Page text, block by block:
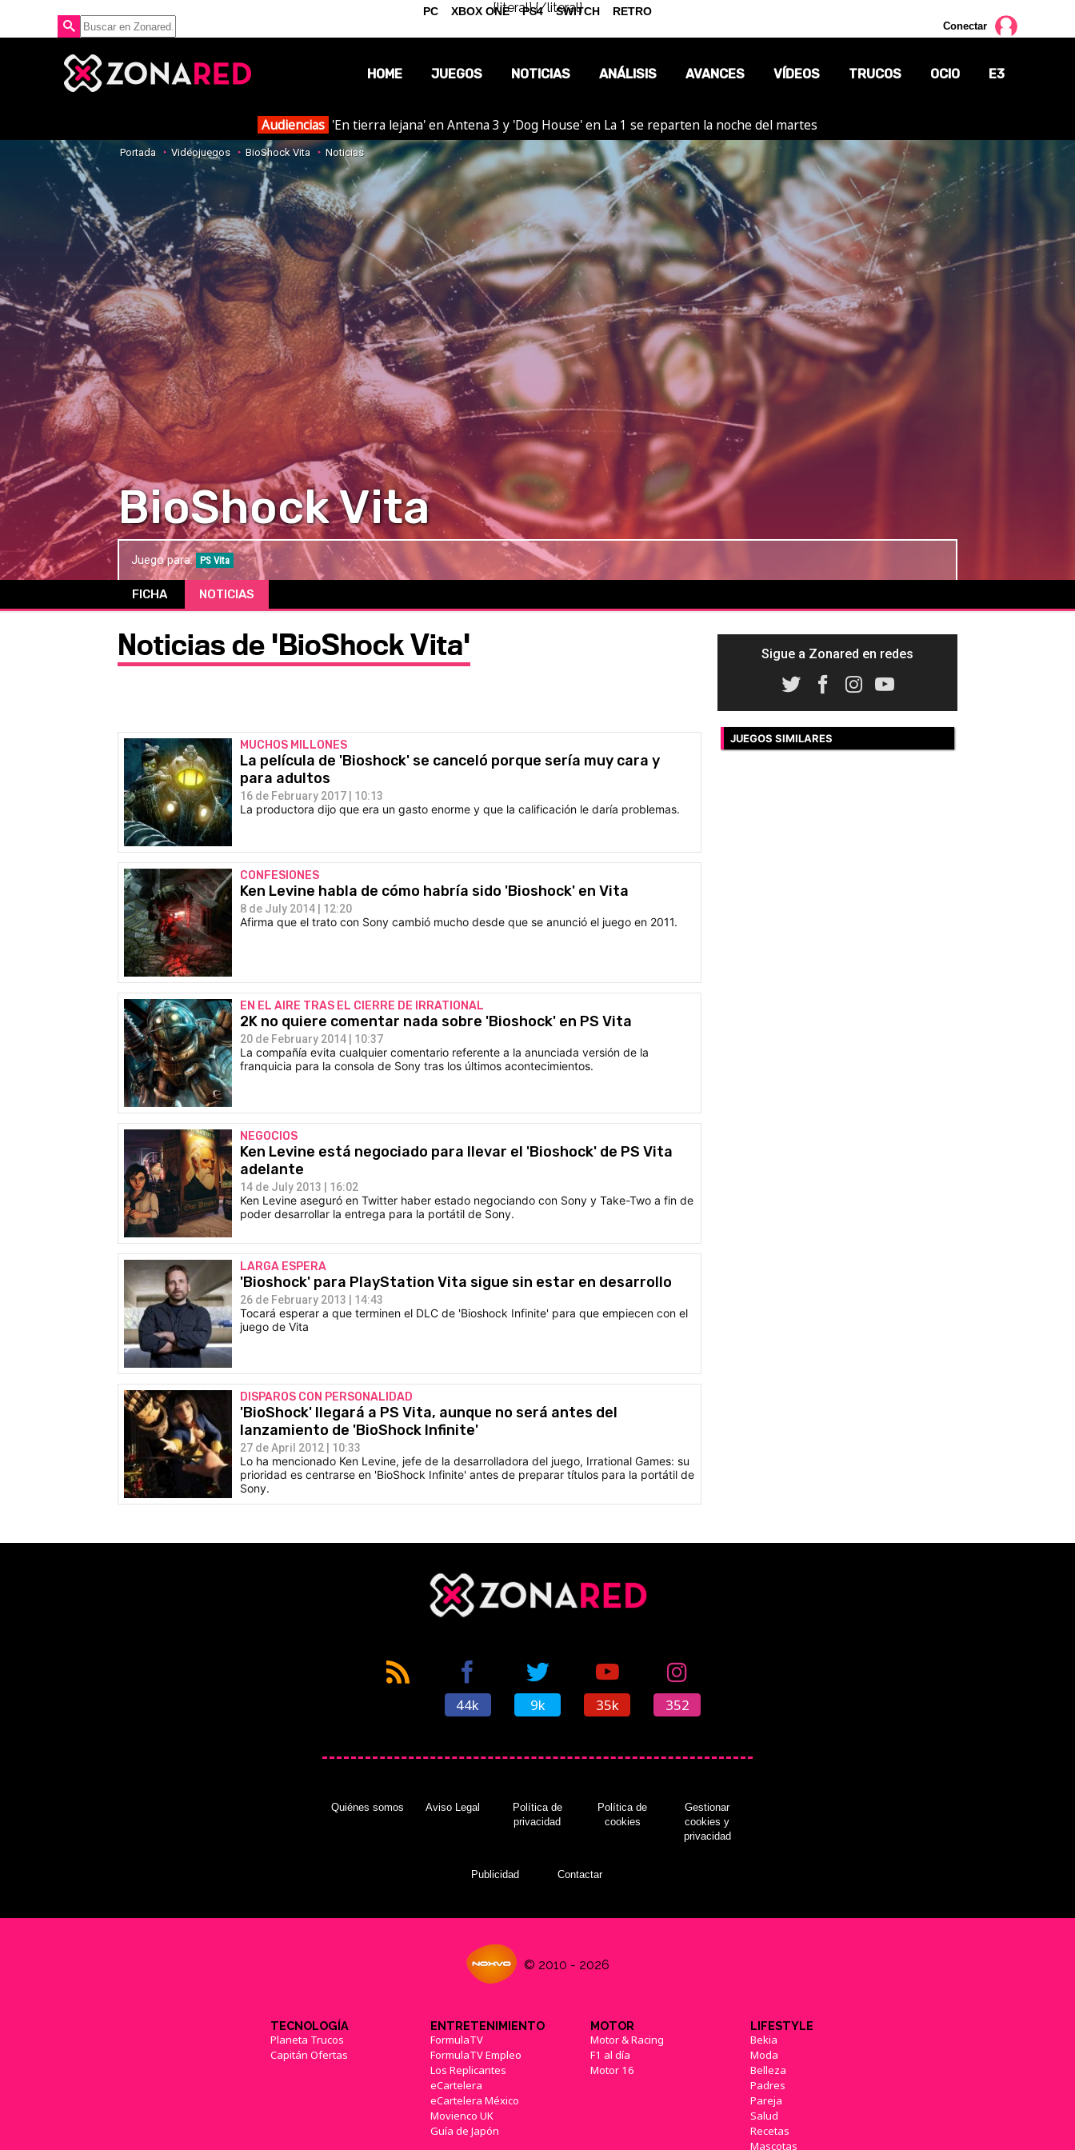
{literal}{/literal}
Conectar
HOME JUEGOS NOTICIAS
OPINIÓN
REPORTAJES
ANÁLISIS AVANCES VÍDEOS TRUCOS OCIO
TV
CÓMICS
E3
Audiencias 'En tierra lejana' en Antena 3 y 'Dog House' en La 1 se reparten la noche del martes
Portada Videojuegos BioShock Vita Noticias
BioShock Vita
Juego para: PS Vita
FICHA NOTICIAS
Noticias de 'BioShock Vita'
MUCHOS MILLONES
La película de 'Bioshock' se canceló porque sería muy cara y
para adultos
16 de February 2017 | 10:13
La productora dijo que era un gasto enorme y que la calificación le daría problemas.
CONFESIONES
Ken Levine habla de cómo habría sido 'Bioshock' en Vita
8 de July 2014 | 12:20
Afirma que el trato con Sony cambió mucho desde que se anunció el juego en 2011.
EN EL AIRE TRAS EL CIERRE DE IRRATIONAL
2K no quiere comentar nada sobre 'Bioshock' en PS Vita
20 de February 2014 | 10:37
La compañía evita cualquier comentario referente a la anunciada versión de la
franquicia para la consola de Sony tras los últimos acontecimientos.
NEGOCIOS
Ken Levine está negociado para llevar el 'Bioshock' de PS Vita
adelante
14 de July 2013 | 16:02
Ken Levine aseguró en Twitter haber estado negociando con Sony y Take-Two a fin de
poder desarrollar la entrega para la portátil de Sony.
LARGA ESPERA
'Bioshock' para PlayStation Vita sigue sin estar en desarrollo
26 de February 2013 | 14:43
Tocará esperar a que terminen el DLC de 'Bioshock Infinite' para que empiecen con el
juego de Vita
DISPAROS CON PERSONALIDAD
'BioShock' llegará a PS Vita, aunque no será antes del
lanzamiento de 'BioShock Infinite'
27 de April 2012 | 10:33
Lo ha mencionado Ken Levine, jefe de la desarrolladora del juego, Irrational Games: su
prioridad es centrarse en 'BioShock Infinite' antes de preparar títulos para la portátil de
Sony.
Sigue a Zonared en redes
JUEGOS SIMILARES
PC XBOX ONE PS4 SWITCH RETRO
44k 9k 35k 352
Quiénes somos Aviso Legal
Política de
privacidad
Política de
cookies
Gestionar
cookies y
privacidad
Publicidad Contactar
© 2010 - 2026
TECNOLOGÍA
Planeta Trucos
Capitán Ofertas
ENTRETENIMIENTO
FormulaTV
FormulaTV Empleo
Los Replicantes
eCartelera
eCartelera México
Movienco UK
Guía de Japón
MOTOR
Motor & Racing
F1 al día
Motor 16
LIFESTYLE
Bekia
Moda
Belleza
Padres
Pareja
Salud
Recetas
Mascotas